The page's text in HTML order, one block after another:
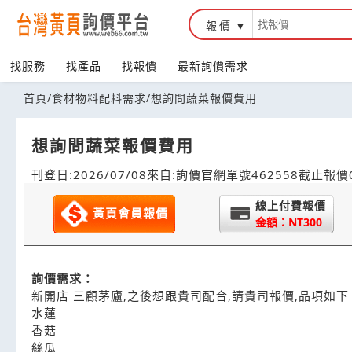
報價
找服務 找產品 找報價 最新詢價需求
首頁/食材物料配料需求/想詢問蔬菜報價費用
想詢問蔬菜報價費用
刊登日:2026/07/08來自:詢價官網單號462558截止報
黃頁會員報價
線上付費報價
金額：NT300
詢價需求：
新開店 三顧茅廬,之後想跟貴司配合,請貴司報價,品項如下
水蓮
香菇
絲瓜